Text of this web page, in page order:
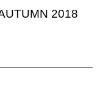
2018